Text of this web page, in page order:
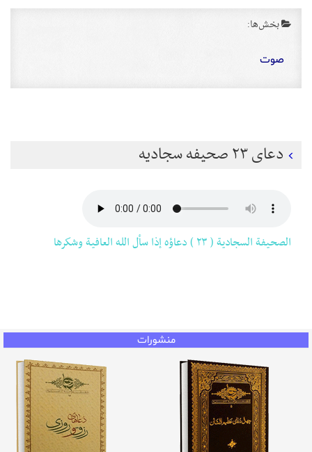
بخش‌ها:
صوت
دعای ۲۳ صحیفه سجادیه
الصحيفة السجادية ( ۲۳ ) دعاؤه إذا سأل الله العافية وشكرها
منشورات